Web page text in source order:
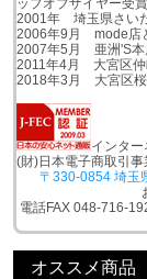
ップオブザイヤー受
2001年 埼玉県さい
2006年9月 mode店
2007年5月 亜洲'S本
2011年4月 大宮区仲
2018年3月 大宮区桜
インタ
(財)日本電子商取引
〒330-0854 埼玉
電話FAX 048-
オススメ商品